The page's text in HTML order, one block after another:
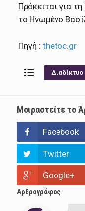
Πρόκειται για τη
το Ηνωμένο
Πηγή :thetoc.gr
Διαδίκτυο
Μοιραστείτε το
Facebook
Twitter
Google+
Αρθρογράφος